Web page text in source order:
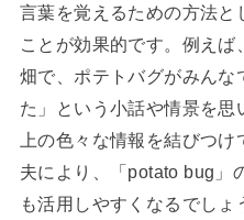
言葉を覚えるための方法と
ことが効果的です。例え
畑で、ポテトバグがみんな
た」という小話や情景を思
上の色々な情報を結びつ
夫により、「potato bug」
も活用しやすくなるでしょ